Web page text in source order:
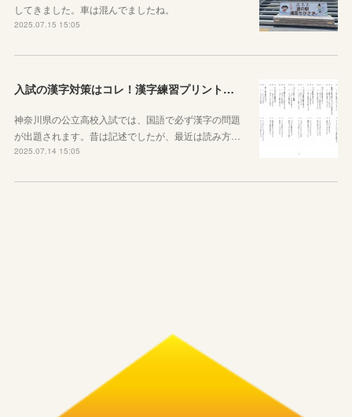
してきました。車は混んでましたね。
2025.07.15 15:05
入試の漢字対策はコレ！漢字練習プリントのご紹介！
神奈川県の公立高校入試では、国語で必ず漢字の問題
が出題されます。昔は記述でしたが、最近は読み方…
2025.07.14 15:05